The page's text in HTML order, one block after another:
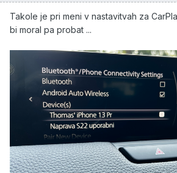
Takole je pri meni v nastavitvah za
bi moral pa probat ...